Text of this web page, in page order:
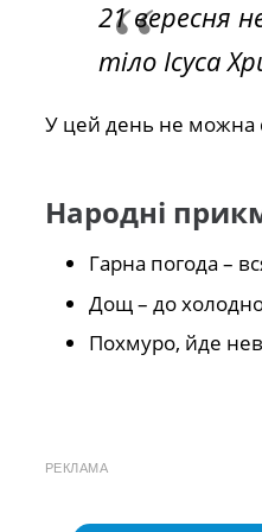
21 вересня
тіло Ісуса
У цей день не можна
Народні
Гарна погода –
Дощ – до
Похмуро, йде
РЕКЛАМА